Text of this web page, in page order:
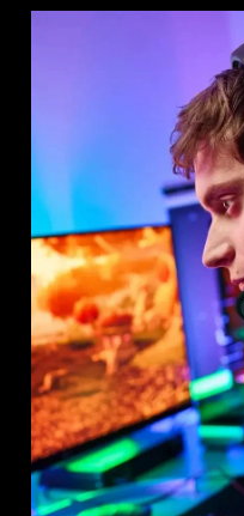
Anmeldung
Melden Sie sich bei
Produkte zu Ihrer
Ihre zuvor